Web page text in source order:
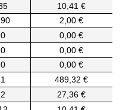
10,41 €
2,00 €
0
0,00 €
0
0,00 €
0
0,00 €
1
489,32 €
2
27,36 €